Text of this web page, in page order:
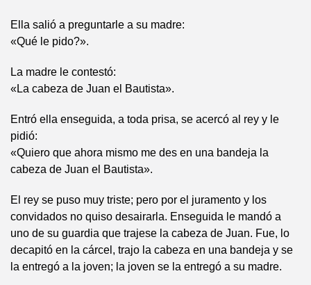
Ella salió a preguntarle a su madre:
«Qué le pido?».
La madre le contestó:
«La cabeza de Juan el Bautista».
Entró ella enseguida, a toda prisa, se acercó al rey y le
pidió:
«Quiero que ahora mismo me des en una bandeja la
cabeza de Juan el Bautista».
El rey se puso muy triste; pero por el juramento y los
convidados no quiso desairarla. Enseguida le mandó a
uno de su guardia que trajese la cabeza de Juan. Fue, lo
decapitó en la cárcel, trajo la cabeza en una bandeja y se
la entregó a la joven; la joven se la entregó a su madre.